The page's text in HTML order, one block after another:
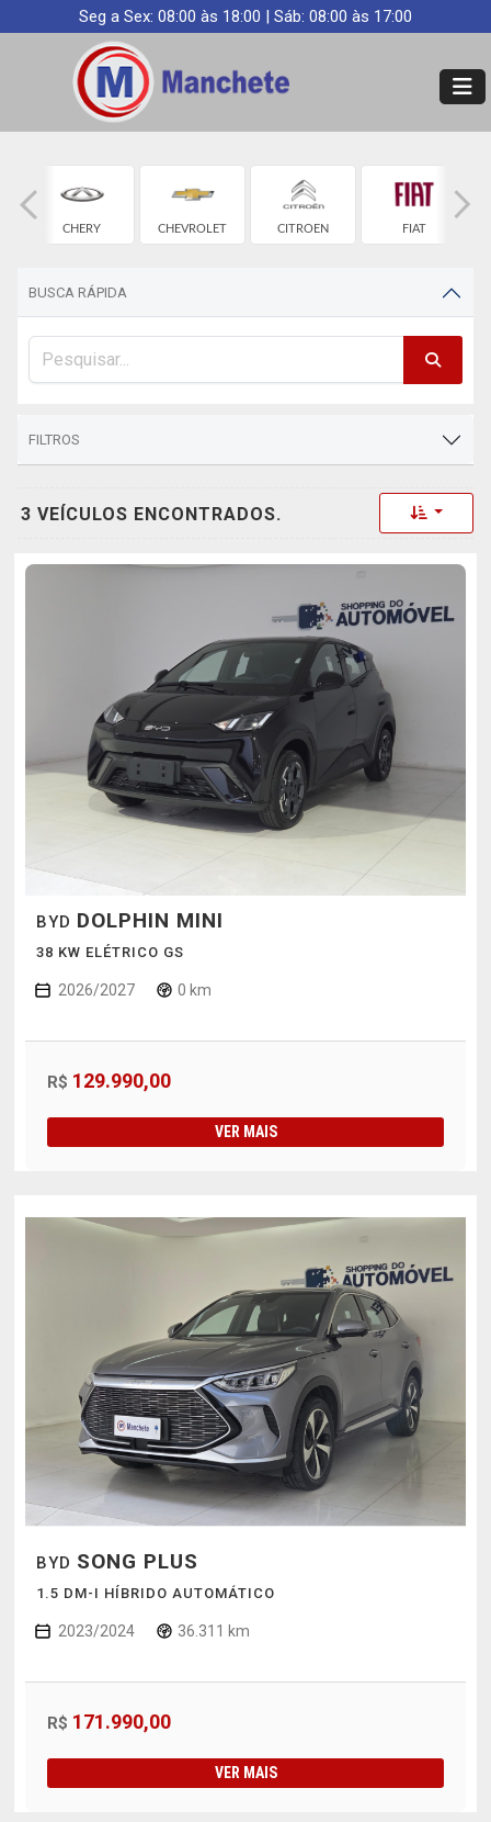
Seg a Sex: 08:00 às 18:00 | Sáb: 08:00 às 17:00
CHERY CHEVROLET CITROEN FIAT
BUSCA RÁPIDA
FILTROS
3 VEÍCULOS ENCONTRADOS. Toggle
BYD DOLPHIN MINI
38 KW ELÉTRICO GS
2026/2027 0 km
R$ 129.990,00
VER MAIS
BYD SONG PLUS
1.5 DM-I HÍBRIDO AUTOMÁTICO
2023/2024 36.311 km
R$ 171.990,00
VER MAIS